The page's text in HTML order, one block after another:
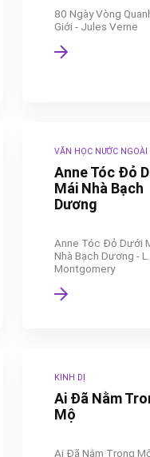
80 Ngày Vòng
Giới - Jules Verne
VĂN HỌC NƯỚC NGOÀI
Anne Tóc Đỏ
Mái Nhà Bạch
Dương
Anne Tóc Đỏ Dưới
Nhà Bạch Dương - L.
Montgomery
KINH DỊ
Ai Đã Nằm
Mộ
Ai Đã Nằm Trong Mộ